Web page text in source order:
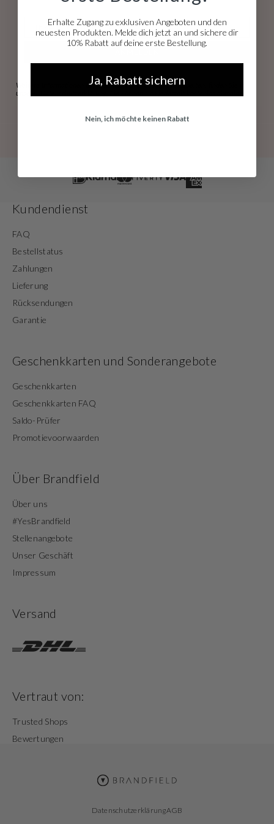
E-mail
Weitere Informationen darüber, wie wir Ihre Daten verarbeiten, finden Sie in
unserer
Kundendienst
FAQ
Bestellstatus
Zahlungen
Lieferung
Rücksendungen
Garantie
Geschenkkarten und Sonderangebote
Geschenkkarten
Geschenkkarten FAQ
Saldo-Prüfer
Promotievoorwaarden
Über Brandfield
Über uns
#YesBrandfield
Stellenangebote
Unser Geschäft
Impressum
Versand
Vertraut von:
Trusted Shops
Bewertungen
DatenschutzerklärungAGB
Erhalte Zugang zu exklusiven Angeboten und den
neuesten Produkten. Melde dich jetzt an und sichere dir
10% Rabatt auf deine erste Bestellung.
Ja, Rabatt sichern
Nein, ich möchte keinen Rabatt